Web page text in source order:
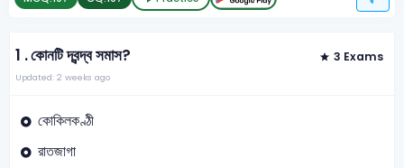
1 .কোনটি দ্বন্দ্ব সমাস? 3 Exams
Updated: 2 weeks ago
কোকিলকণ্ঠী
রাতজাগা